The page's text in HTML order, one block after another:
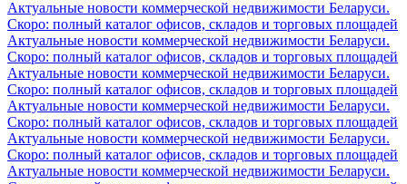
Актуальные новости коммерческой недвижимости Беларуси.
Скоро: полный каталог офисов, складов и торговых площадей
Актуальные новости коммерческой недвижимости Беларуси.
Скоро: полный каталог офисов, складов и торговых площадей
Актуальные новости коммерческой недвижимости Беларуси.
Скоро: полный каталог офисов, складов и торговых площадей
Актуальные новости коммерческой недвижимости Беларуси.
Скоро: полный каталог офисов, складов и торговых площадей
Актуальные новости коммерческой недвижимости Беларуси.
Скоро: полный каталог офисов, складов и торговых площадей
Актуальные новости коммерческой недвижимости Беларуси.